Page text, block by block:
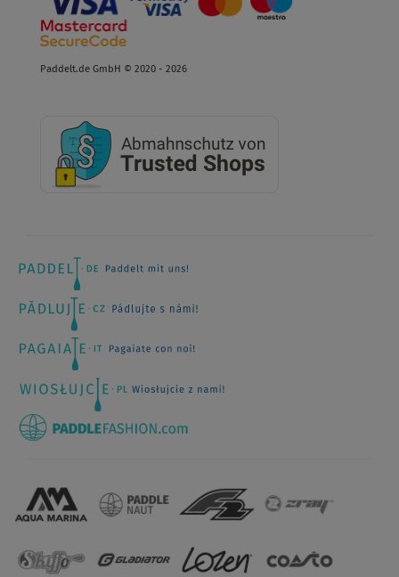
Paddelt.de GmbH © 2020 - 2026